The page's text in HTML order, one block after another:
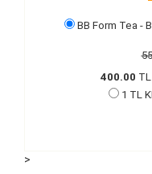
BB Form Tea -
400.00
1 TL
>